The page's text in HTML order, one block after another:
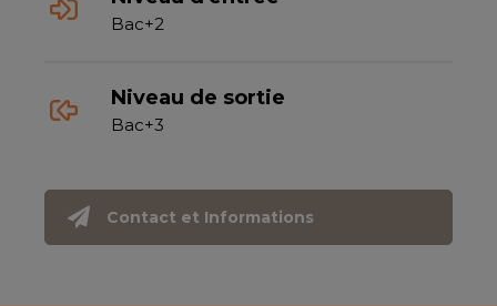
Bac+2
Niveau de sortie
Bac+3
Contact et Informations